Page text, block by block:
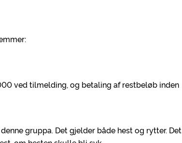
ved tilmelding, og betaling af restbeløb inden
gruppa. Det gjelder både hest og rytter. Det